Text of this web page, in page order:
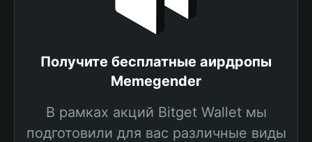
Получите бесплатные аирдропы
Memegender
В рамках акций Bitget Wallet мы
подготовили для вас различные виды